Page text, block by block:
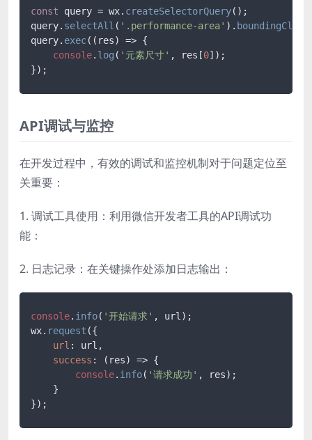
const query = wx. createSelectorQuery();
query. selectAll ( '.performance-area' ).
query. exec( ( res) => {
console. log ( '元素尺寸' , res[0]);
API调试与监控
在开发过程中，有效的调试和监控机制对于问题定位至
关重要：
1. 调试工具使用：利用微信开发者工具的API调试功
能：
2. 日志记录：在关键操作处添加日志输出：
console. info( '开始请求' , url);
wx. request ({
url : url,
success : ( res) => {
console. info( '请求成功' , res);
    }